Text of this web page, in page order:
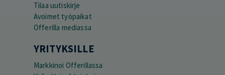
Tilaa uutiskirje
Avoimet työpaikat
Offerilla mediassa
YRITYKSILLE
Markkinoi Offerillassa